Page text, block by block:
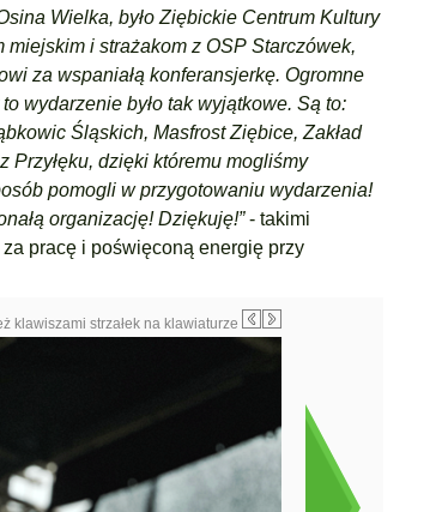
Wielka, było Ziębickie Centrum Kultury
i strażakom z OSP Starczówek,
za wspaniałą konferansjerkę. Ogromne
wydarzenie było tak wyjątkowe. Są to:
Śląskich, Masfrost Ziębice, Zakład
Przyłęku, dzięki któremu mogliśmy
pomogli w przygotowaniu wydarzenia!
organizację! Dziękuję!”- takimi
pracę i poświęconą energię przy
klawiszami strzałek na klawiaturze